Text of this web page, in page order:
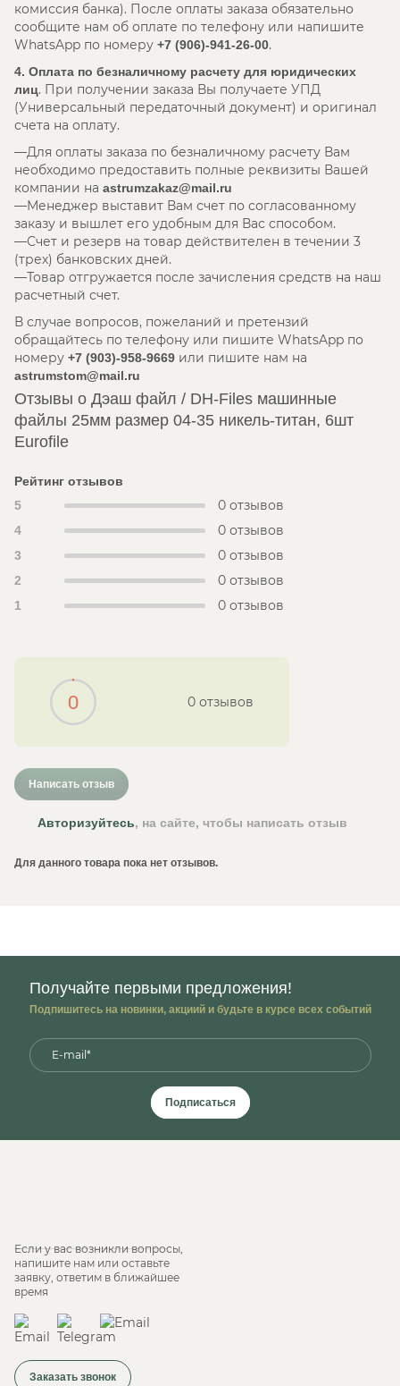
комиссия банка). После оплаты заказа обязательно
сообщите нам об оплате по телефону или напишите
WhatsApp по номеру +7 (906)-941-26-00.
4. Оплата по безналичному расчету для юридических
лиц. При получении заказа Вы получаете УПД
(Универсальный передаточный документ) и оригинал
счета на оплату.
Для оплаты заказа по безналичному расчету Вам
необходимо предоставить полные реквизиты Вашей
компании на astrumzakaz@mail.ru
Менеджер выставит Вам счет по согласованному
заказу и вышлет его удобным для Вас способом.
Счет и резерв на товар действителен в течении 3
(трех) банковских дней.
Товар отгружается после зачисления средств на наш
расчетный счет.
В случае вопросов, пожеланий и претензий
обращайтесь по телефону или пишите WhatsApp по
номеру +7 (903)-958-9669 или пишите нам на
astrumstom@mail.ru
Отзывы о Дэаш файл / DH-Files машинные
файлы 25мм размер 04-35 никель-титан, 6шт
Eurofile
Рейтинг отзывов
5
0 отзывов
4 0 отзывов
3 0 отзывов
2 0 отзывов
1 0 отзывов
0 0 отзывов
Написать отзыв
Авторизуйтесь, на сайте, чтобы написать отзыв
Для данного товара пока нет отзывов.
Получайте первыми предложения!
Подпишитесь на новинки, акциий и будьте в курсе всех событий
Подписаться
Если у вас возникли вопросы,
напишите нам или оставьте
заявку, ответим в ближайшее
время
Заказать звонок